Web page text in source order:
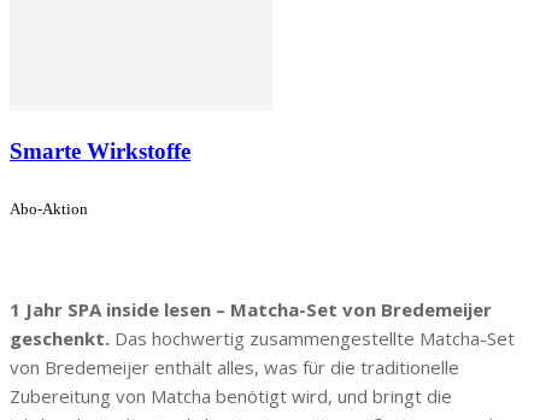
Smarte Wirkstoffe
Abo-Aktion
1 Jahr SPA inside lesen – Matcha-Set von Bredemeijer
geschenkt. Das hochwertig zusammengestellte Matcha-Set
von Bredemeijer enthält alles, was für die traditionelle
Zubereitung von Matcha benötigt wird, und bringt die